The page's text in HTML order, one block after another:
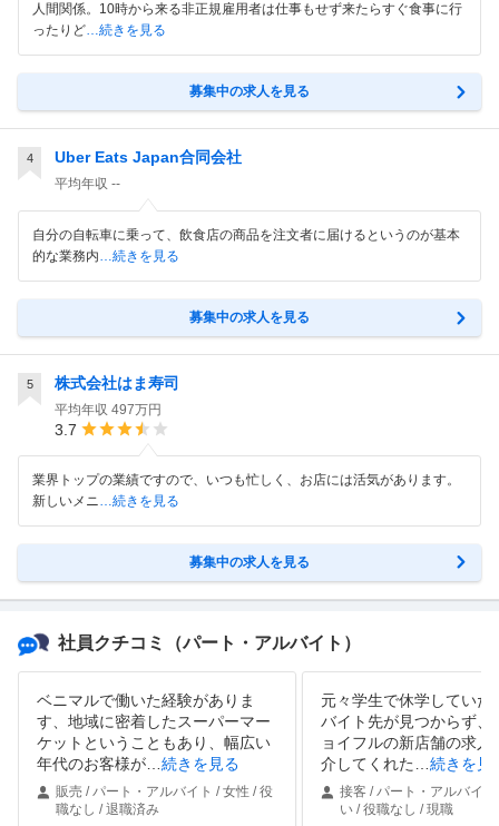
人間関係。10時から来る非正規雇用者は仕事もせず来たらすぐ食事に行
ったりど…続きを見る
募集中の求人を見る
4 Uber Eats Japan合同会社
平均年収 --
自分の自転車に乗って、飲食店の商品を注文者に届けるというのが基本
的な業務内…続きを見る
募集中の求人を見る
5 株式会社はま寿司
平均年収 497万円
3.7
業界トップの業績ですので、いつも忙しく、お店には活気があります。
新しいメニ
…続きを見る
募集中の求人を見る
社員クチコミ （パート・アルバイト）
ベニマルで働いた経験がありま
す、地域に密着したスーパーマー
ケットということもあり、幅広い
年代のお客様が
続きを見る
販売 / パート・アルバイト / 女性 / 役
職なし / 退職済み
元々学生で休学していた
バイト先が見つからず、
ョイフルの新店舗の求人
介してくれた
続きを見
接客 / パート・アルバイ
い / 役職なし / 現職